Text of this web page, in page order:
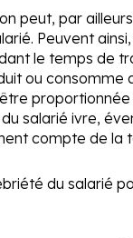
peut, par
Peuvent
le temps de
ou consomme
salarié ivre,
compte de la
du salarié